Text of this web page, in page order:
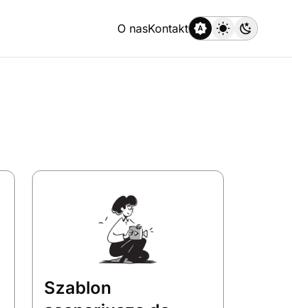
O nasKontakt
Szablon